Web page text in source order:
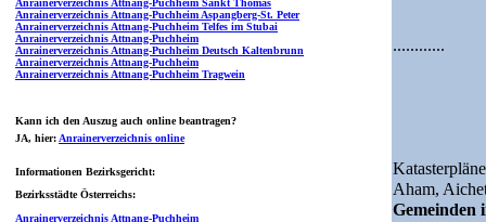
Anrainerverzeichnis Attnang-Puchheim Sankt Thomas
Anrainerverzeichnis Attnang-Puchheim Aspangberg-St. Peter
Anrainerverzeichnis Attnang-Puchheim Telfes im Stubai
Anrainerverzeichnis Attnang-Puchheim
Anrainerverzeichnis Attnang-Puchheim Deutsch Kaltenbrunn
Anrainerverzeichnis Attnang-Puchheim
Anrainerverzeichnis Attnang-Puchheim Tragwein
Kann ich den Auszug auch online beantragen?
JA, hier: Anrainerverzeichnis online
Informationen Bezirksgericht:
Bezirksstädte Österreichs:
Anrainerverzeichnis Attnang-Puchheim
............
Aham,
Gemeinden